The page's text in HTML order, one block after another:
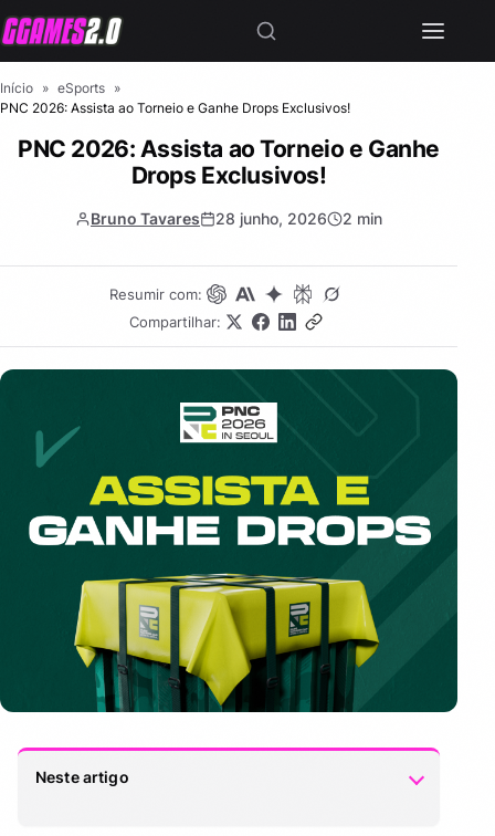
Início » eSports »
PNC 2026: Assista ao Torneio e Ganhe Drops Exclusivos!
PNC 2026: Assista ao Torneio e Ganhe
Drops Exclusivos!
Bruno Tavares 28 junho, 2026 2 min
Resumir com:
Compartilhar:
Neste artigo